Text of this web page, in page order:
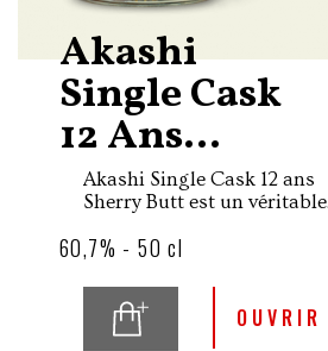
Akashi
Single Cask
12 Ans...
Akashi Single Cask 12 ans
Sherry Butt est un véritable
distillerie anciennement
White Oak appartenant à
Eigashima Shuzo, célèbre
producteur de spiritueux et
60,7% - 50 cl
OUVRIR